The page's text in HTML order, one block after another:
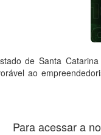
de Santa
ao
Para acessar a